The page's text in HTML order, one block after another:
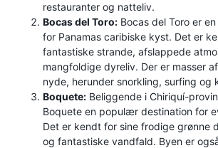
restauranter og natteliv.
Bocas del Toro: Bocas del Toro er
for Panamas caribiske kyst. Det er
fantastiske strande, afslappede
mangfoldige dyreliv. Der er masser
nyde, herunder snorkling, surfing og
Boquete: Beliggende i Chiriquí-
Boquete en populær destination for
Det er kendt for sine frodige grønne
og fantastiske vandfald. Byen er